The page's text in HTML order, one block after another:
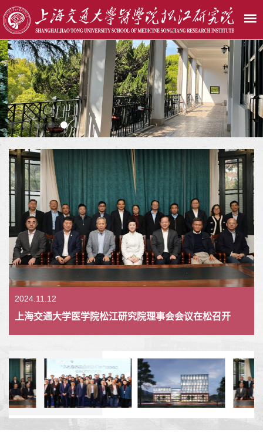
2024.11.12
上海交通大学医学院松江研究院理事会会议在松召开